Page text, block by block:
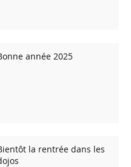
année 2025
la rentrée dans les